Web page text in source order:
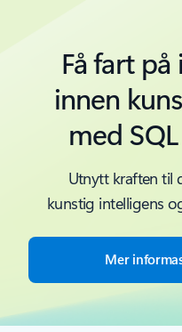
Få fart
innen
med
Utnytt kraften til
kunstig intelligens
Mer